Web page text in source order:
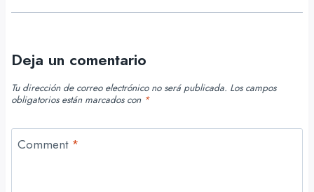
Deja un comentario
Tu dirección de correo electrónico no será publicada. Los campos
obligatorios están marcados con *
Comment *